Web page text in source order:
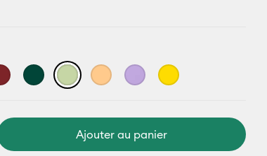
Ajouter au panier